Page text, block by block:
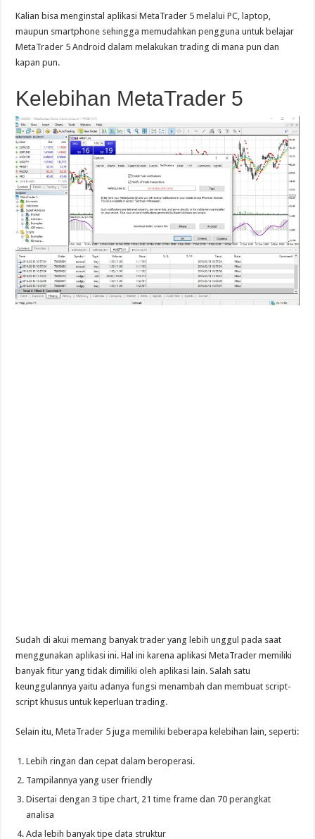
Kalian bisa menginstal aplikasi MetaTrader 5 melalui PC, laptop,
maupun smartphone sehingga memudahkan pengguna untuk belajar
MetaTrader 5 Android dalam melakukan trading di mana pun dan
kapan pun.
Kelebihan MetaTrader 5
Sudah di akui memang banyak trader yang lebih unggul pada saat
menggunakan aplikasi ini. Hal ini karena aplikasi MetaTrader memiliki
banyak fitur yang tidak dimiliki oleh aplikasi lain. Salah satu
keunggulannya yaitu adanya fungsi menambah dan membuat script-
script khusus untuk keperluan trading.
Selain itu, MetaTrader 5 juga memiliki beberapa kelebihan lain, seperti:
Lebih ringan dan cepat dalam beroperasi.
Tampilannya yang user friendly
Disertai dengan 3 tipe chart, 21 time frame dan 70 perangkat
analisa
Ada lebih banyak tipe data struktur